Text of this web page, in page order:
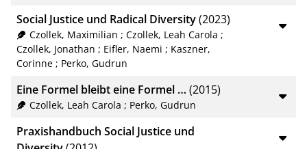
Social Justice und Radical Diversity(2023)
Czollek, Maximilian ; Czollek, Leah Carola ;
Czollek, Jonathan ; Eifler, Naemi ; Kaszner,
Corinne ; Perko, Gudrun
Eine Formel bleibt eine Formel … (2015)
Czollek, Leah Carola ; Perko, Gudrun
Praxishandbuch Social Justice und